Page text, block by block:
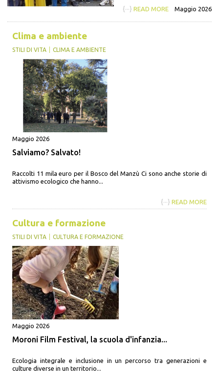
{···} READ MORE Maggio 2026
Clima e ambiente
STILI DI VITA CLIMA E AMBIENTE
Maggio 2026
Salviamo? Salvato!
Raccolti 11 mila euro per il Bosco del Manzù Ci sono anche storie di
attivismo ecologico che hanno...
{···} READ MORE
Cultura e formazione
STILI DI VITA CULTURA E FORMAZIONE
Maggio 2026
Moroni Film Festival, la scuola d'infanzia...
Ecologia integrale e inclusione in un percorso tra generazioni e
culture diverse in un territorio...